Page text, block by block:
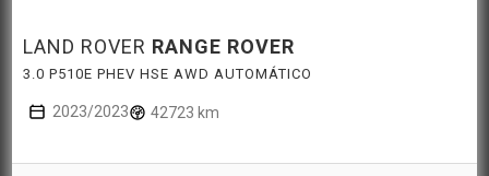
LAND ROVER RANGE ROVER
3.0 P510E PHEV HSE AWD AUTOMÁTICO
2023/2023 42723 km